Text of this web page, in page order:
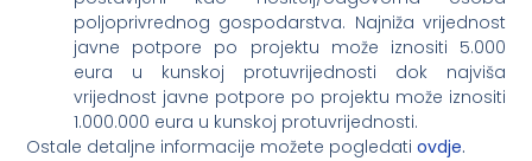
poljoprivrednog gospodarstva. Najniža vrijednost
javne potpore po projektu može iznositi 5.000
eura u kunskoj protuvrijednosti dok najviša
vrijednost javne potpore po projektu može iznositi
1.000.000 eura u kunskoj protuvrijednosti.
Ostale detaljne informacije možete pogledatiovdje.